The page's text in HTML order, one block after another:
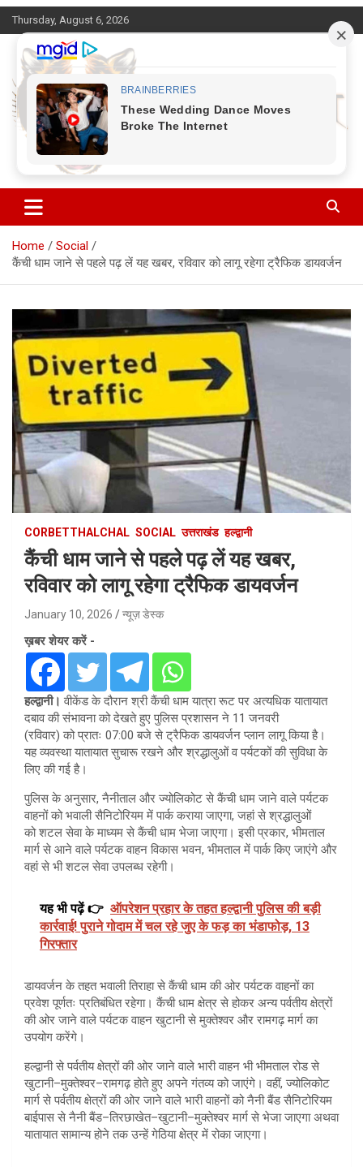
Skip
to
content
Thursday, August 6, 2026
Corbett Halchal (कॉर्बेट हलचल)
Home
Social
कैंची धाम जाने से पहले पढ़ लें यह खबर, रविवार को लागू रहेगा ट्रैफिक डायवर्जन
CORBETTHALCHAL SOCIAL उत्तराखंड हल्द्वानी
कैंची धाम जाने से पहले पढ़ लें यह खबर,
रविवार को लागू रहेगा ट्रैफिक डायवर्जन
January 10, 2026 न्यूज़ डेस्क
ख़बर शेयर करें -
हल्द्वानी। वीकेंड के दौरान श्री कैंची धाम यात्रा रूट पर अत्यधिक यातायात
दबाव की संभावना को देखते हुए पुलिस प्रशासन ने 11 जनवरी
(रविवार) को प्रातः 07:00 बजे से ट्रैफिक डायवर्जन प्लान लागू किया है।
यह व्यवस्था यातायात सुचारू रखने और श्रद्धालुओं व पर्यटकों की सुविधा के
लिए की गई है।
पुलिस के अनुसार, नैनीताल और ज्योलिकोट से कैंची धाम जाने वाले पर्यटक
वाहनों को भवाली सैनिटोरियम में पार्क कराया जाएगा, जहां से श्रद्धालुओं
को शटल सेवा के माध्यम से कैंची धाम भेजा जाएगा। इसी प्रकार, भीमताल
मार्ग से आने वाले पर्यटक वाहन विकास भवन, भीमताल में पार्क किए जाएंगे और
वहां से भी शटल सेवा उपलब्ध रहेगी।
यह भी पढ़ें 👉 ऑपरेशन प्रहार के तहत हल्द्वानी पुलिस की बड़ी
कार्रवाई! पुराने गोदाम में चल रहे जुए के फड़ का भंडाफोड़, 13
गिरफ्तार
डायवर्जन के तहत भवाली तिराहा से कैंची धाम की ओर पर्यटक वाहनों का
प्रवेश पूर्णतः प्रतिबंधित रहेगा। कैंची धाम क्षेत्र से होकर अन्य पर्वतीय क्षेत्रों
की ओर जाने वाले पर्यटक वाहन खुटानी से मुक्तेश्वर और रामगढ़ मार्ग का
उपयोग करेंगे।
हल्द्वानी से पर्वतीय क्षेत्रों की ओर जाने वाले भारी वाहन भी भीमताल रोड से
खुटानी–मुक्तेश्वर–रामगढ़ होते हुए अपने गंतव्य को जाएंगे। वहीं, ज्योलिकोट
मार्ग से पर्वतीय क्षेत्रों की ओर जाने वाले भारी वाहनों को नैनी बैंड सैनिटोरियम
बाईपास से नैनी बैंड–तिरछाखेत–खुटानी–मुक्तेश्वर मार्ग से भेजा जाएगा अथवा
यातायात सामान्य होने तक उन्हें गेठिया क्षेत्र में रोका जाएगा।